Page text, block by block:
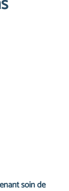
soin de